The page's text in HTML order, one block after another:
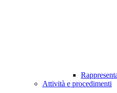
Attività e procedimenti